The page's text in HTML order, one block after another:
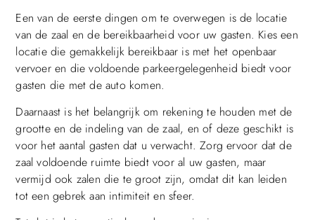
Een van de eerste dingen om te overwegen is de locatie
van de zaal en de bereikbaarheid voor uw gasten. Kies een
locatie die gemakkelijk bereikbaar is met het openbaar
vervoer en die voldoende parkeergelegenheid biedt voor
gasten die met de auto komen.
Daarnaast is het belangrijk om rekening te houden met de
grootte en de indeling van de zaal, en of deze geschikt is
voor het aantal gasten dat u verwacht. Zorg ervoor dat de
zaal voldoende ruimte biedt voor al uw gasten, maar
vermijd ook zalen die te groot zijn, omdat dit kan leiden
tot een gebrek aan intimiteit en sfeer.